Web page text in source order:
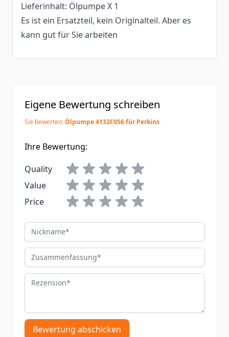
Lieferinhalt: Ölpumpe X 1
Es ist ein Ersatzteil, kein Originalteil. Aber es
kann gut für Sie arbeiten
Eigene Bewertung schreiben
Sie bewerten:Ölpumpe 4132F056 für Perkins
Ihre Bewertung:
Quality
Value
Price
Nickname
Zusammenfassung
Rezension
Bewertung abschicken